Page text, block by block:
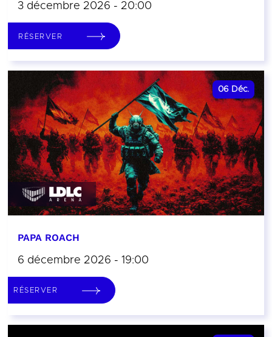
3 décembre 2026 - 20:00
RÉSERVER
06 Déc.
PAPA ROACH
6 décembre 2026 - 19:00
RÉSERVER